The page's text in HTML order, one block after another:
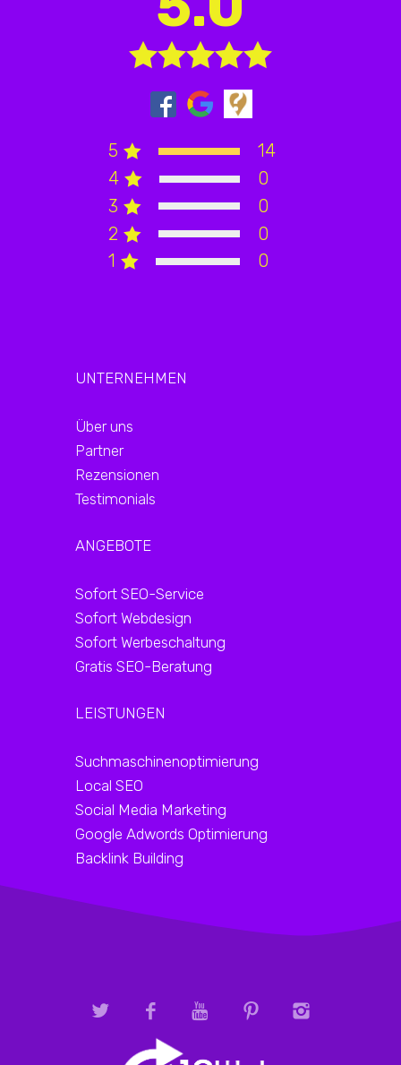
5
14
4
0
3
0
2
0
1
0
UNTERNEHMEN
Über uns
Partner
Rezensionen
Testimonials
ANGEBOTE
Sofort SEO-Service
Sofort Webdesign
Sofort Werbeschaltung
Gratis SEO-Beratung
LEISTUNGEN
Suchmaschinenoptimierung
Local SEO
Social Media Marketing
Google Adwords Optimierung
Backlink Building